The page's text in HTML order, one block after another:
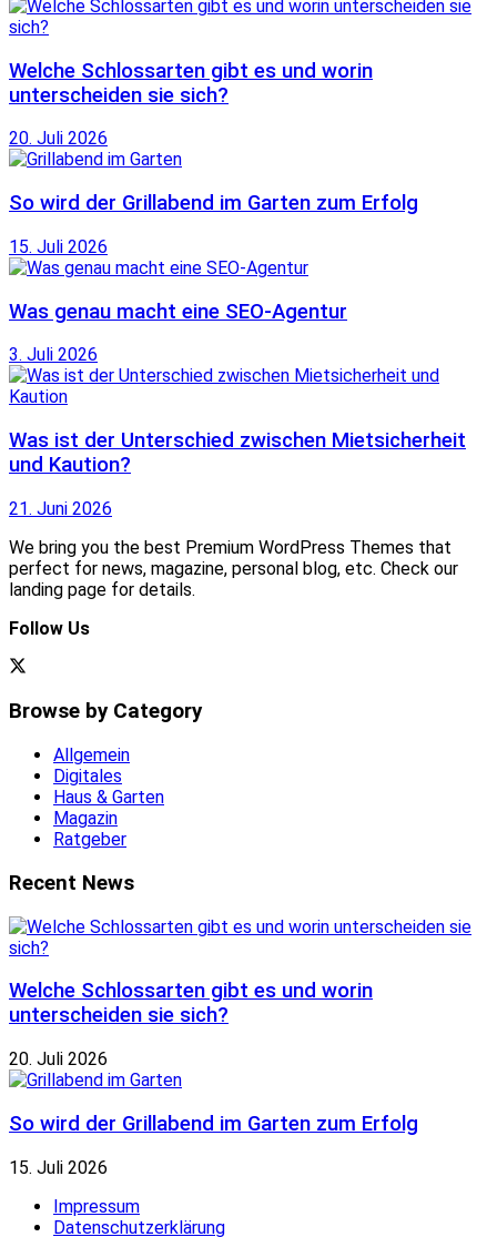
Welche Schlossarten gibt es und worin
unterscheiden sie sich?
20. Juli 2026
So wird der Grillabend im Garten zum Erfolg
15. Juli 2026
Was genau macht eine SEO-Agentur
3. Juli 2026
Was ist der Unterschied zwischen Mietsicherheit
und Kaution?
21. Juni 2026
We bring you the best Premium WordPress Themes that
perfect for news, magazine, personal blog, etc. Check our
landing page for details.
Follow Us
Browse by Category
Allgemein
Digitales
Haus & Garten
Magazin
Ratgeber
Recent News
Welche Schlossarten gibt es und worin
unterscheiden sie sich?
20. Juli 2026
So wird der Grillabend im Garten zum Erfolg
15. Juli 2026
Impressum
Datenschutzerklärung